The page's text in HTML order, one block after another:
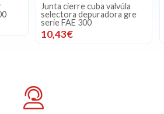
Junta cierre cuba valvúla
selectora depuradora gre
serie FAE 300
10,43€